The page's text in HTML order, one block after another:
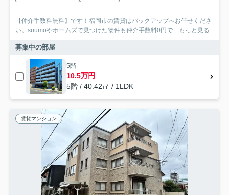
【仲介手数料無料】です！福岡市の賃貸はバックアップへお任せくださ
い。suumoやホームズで見つけた物件も仲介手数料0円で... もっと見る
募集中の部屋
5階
10.5万円
5階 / 40.42㎡ / 1LDK
賃貸マンション